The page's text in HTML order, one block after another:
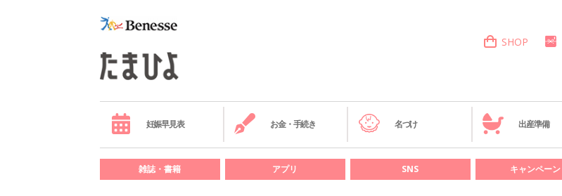
SHOP
妊娠早見表 お金・手続き 名づけ 出産準備
雑誌・書籍 アプリ SNS キャンペーン